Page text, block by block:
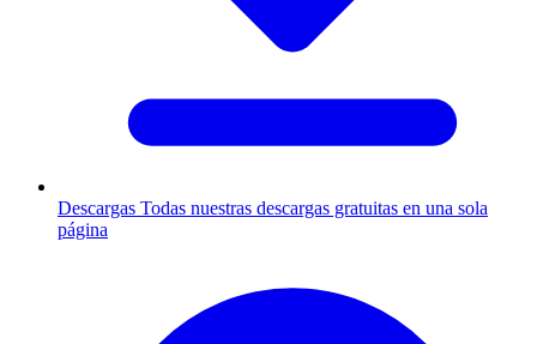
Descargas Todas nuestras descargas gratuitas en una sola
página